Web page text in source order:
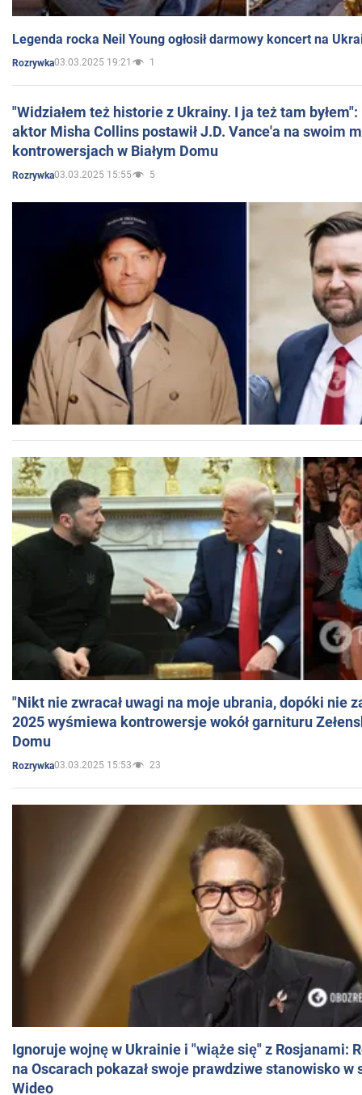
Legenda rocka Neil Young ogłosił darmowy koncert na
Rozrywka03.03.2025 19:21 1
"Widziałem też historie z Ukrainy. I ja też tam
aktor Misha Collins postawił J.D. Vance'a na swoim
kontrowersjach w Białym Domu
Rozrywka03.03.2025 15:55 5
"Nikt nie zwracał uwagi na moje ubrania, dopóki nie
2025 wyśmiewa kontrowersje wokół garnituru
Domu
Rozrywka03.03.2025 15:53 23
Ignoruje wojnę w Ukrainie i "wiąże się" z Rosjanami:
na Oscarach pokazał swoje prawdziwe stanowisko w
Wideo